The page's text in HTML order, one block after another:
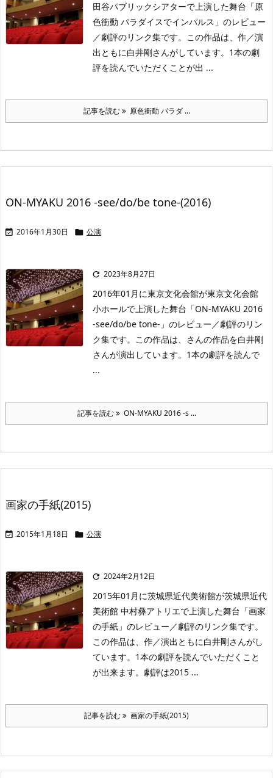
田谷パブリックシアターで上演した舞台「原
色衝動 パラダイスでインパルス」のレビュー
／劇評のリンク集です。この作品は、作／演
出ともに白井剛さんがしています。1本の劇
評を読んでいただくことが出 ...
記事を読む 原色衝動 パラダ ...
ON-MYAKU 2016 -see/do/be tone-(2016)
 2016年1月30日  公演
 2023年8月27日
2016年01月に東京文化会館が東京文化会館
小ホールで上演した舞台「ON-MYAKU 2016
-see/do/be tone-」のレビュー／劇評のリン
ク集です。この作品は、さんの作品を白井剛
さんが演出しています。1本の劇評を読んで
...
記事を読む ON-MYAKU 2016 -s ...
画家の手紙(2015)
 2015年1月18日  公演
 2024年2月12日
2015年01月に茨城県近代美術館が茨城県近代
美術館 中村彝アトリエで上演した舞台「画家
の手紙」のレビュー／劇評のリンク集です。
この作品は、作／演出ともに白井剛さんがし
ています。1本の劇評を読んでいただくこと
が出来ます。劇評は2015 ...
記事を読む 画家の手紙(2015)